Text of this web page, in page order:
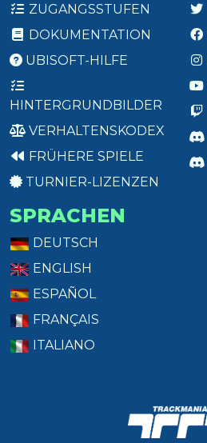
ZUGANGSSTUFEN
DOKUMENTATION
UBISOFT-HILFE
HINTERGRUNDBILDER
VERHALTENSKODEX
FRÜHERE SPIELE
TURNIER-LIZENZEN
SPRACHEN
DEUTSCH
ENGLISH
ESPAÑOL
FRANÇAIS
ITALIANO